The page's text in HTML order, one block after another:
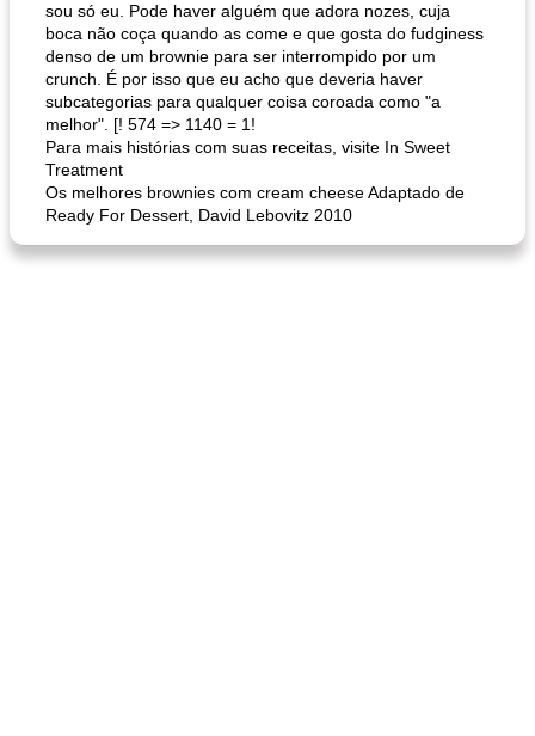
sou só eu. Pode haver alguém que adora nozes, cuja
boca não coça quando as come e que gosta do fudginess
denso de um brownie para ser interrompido por um
crunch. É por isso que eu acho que deveria haver
subcategorias para qualquer coisa coroada como "a
melhor". [! 574 => 1140 = 1!
Para mais histórias com suas receitas, visite In Sweet
Treatment
Os melhores brownies com cream cheese Adaptado de
Ready For Dessert, David Lebovitz 2010